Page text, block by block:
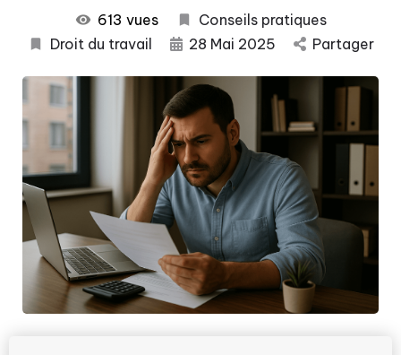
613 vues
Conseils pratiques
Droit du travail
28 Mai 2025 Partager